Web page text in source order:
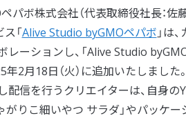
ボ株式会社（代表取締役社長：佐藤
「Alive Studio byGMOペパボ 」は
レーションし、「Alive Studio
2月18日（火）に追加いたしました。
配信を行うクリエイターは、自身
がりこ細いやつ サラダ」やパッケ